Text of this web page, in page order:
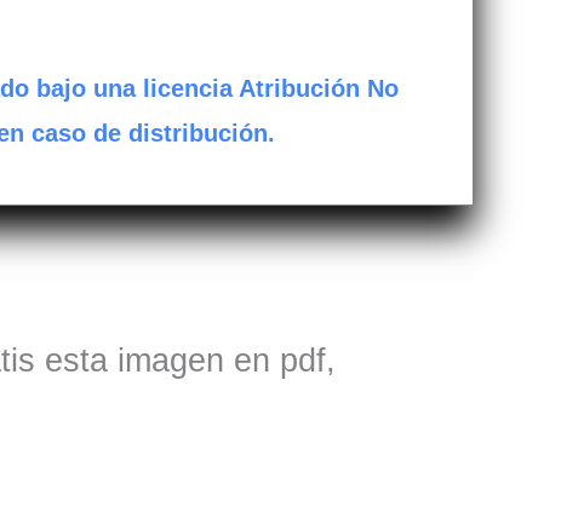
bajo una licencia Atribución No
caso de distribución.
esta imagen en pdf,